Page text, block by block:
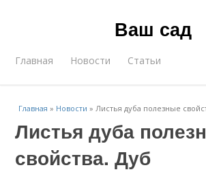
Ваш сад
Главная Новости Статьи
Главная » Новости »Листья дуба полезные
Листья дуба
свойства. Дуб